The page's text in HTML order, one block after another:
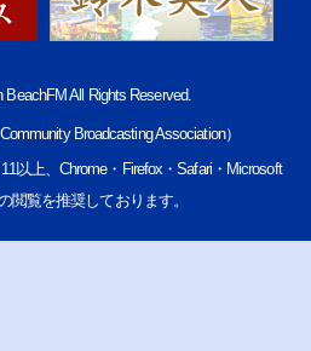
BeachFM All Rights Reserved.
Broadcasting Association）
以上、Chrome・Firefox・Safari・Microsoft
閲覧を推奨しております。